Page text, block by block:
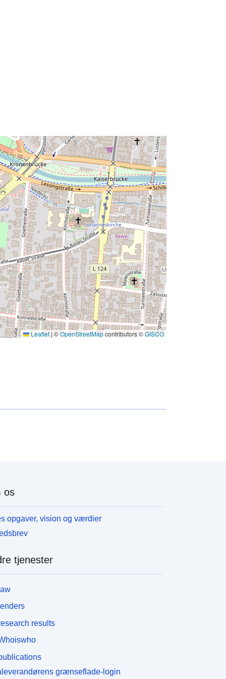
Leaflet | ©OpenStreetMapcontributors ©GISCO
os
opgaver, vision og værdier
tjenester
results
grænseflade-login